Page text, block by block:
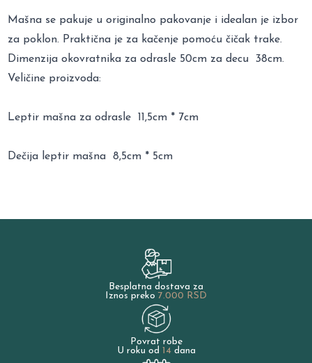
Mašna se pakuje u originalno pakovanje i idealan je izbor
za poklon. Praktična je za kačenje pomoću čičak trake.
Dimenzija okovratnika za odrasle 50cm za decu 38cm.
Veličine proizvoda:
Leptir mašna za odrasle 11,5cm * 7cm
Dečija leptir mašna 8,5cm * 5cm
Besplatna dostava za
Iznos preko 7.000 RSD
Povrat robe
U roku od 14dana